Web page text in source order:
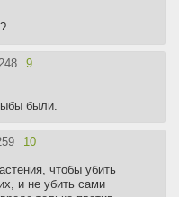
на поверхности воды/
воды, почисти
прямые солнечные
Воспользуйся
беспозвоночных.
9
были.
10
чтобы убить
и не убить сами